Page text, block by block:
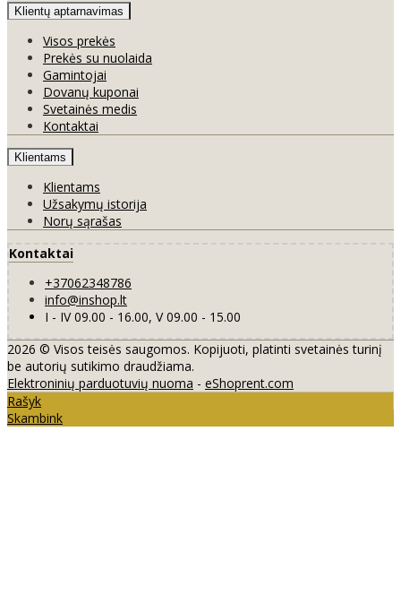
Klientų aptarnavimas
Visos prekės
Prekės su nuolaida
Gamintojai
Dovanų kuponai
Svetainės medis
Kontaktai
Klientams
Klientams
Užsakymų istorija
Norų sąrašas
Kontaktai
+37062348786
info@inshop.lt
I - IV 09.00 - 16.00, V 09.00 - 15.00
2026 © Visos teisės saugomos. Kopijuoti, platinti svetainės turinį
be autorių sutikimo draudžiama.
Elektroninių parduotuvių nuoma - eShoprent.com
Rašyk
Skambink